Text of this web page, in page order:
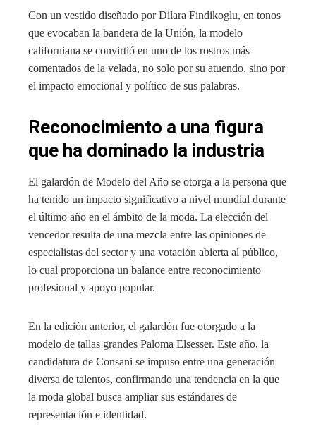
Con un vestido diseñado por Dilara Findikoglu, en tonos
que evocaban la bandera de la Unión, la modelo
californiana se convirtió en uno de los rostros más
comentados de la velada, no solo por su atuendo, sino por
el impacto emocional y político de sus palabras.
Reconocimiento a una figura
que ha dominado la industria
El galardón de Modelo del Año se otorga a la persona que
ha tenido un impacto significativo a nivel mundial durante
el último año en el ámbito de la moda. La elección del
vencedor resulta de una mezcla entre las opiniones de
especialistas del sector y una votación abierta al público,
lo cual proporciona un balance entre reconocimiento
profesional y apoyo popular.
En la edición anterior, el galardón fue otorgado a la
modelo de tallas grandes Paloma Elsesser. Este año, la
candidatura de Consani se impuso entre una generación
diversa de talentos, confirmando una tendencia en la que
la moda global busca ampliar sus estándares de
representación e identidad.